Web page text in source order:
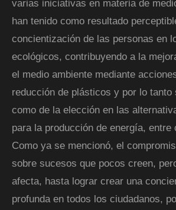
varias iniciativas en materia de
han tenido como resultado
concientización de las personas en
ecológicos, contribuyendo a la
el medio ambiente mediante
reducción de plásticos y por lo
como de la elección en las
para la producción de energía, entre
Como ya se mencionó, el
sobre sucesos que pocos creen,
afecta, hasta lograr crear una
profunda en todos los ciudadanos,